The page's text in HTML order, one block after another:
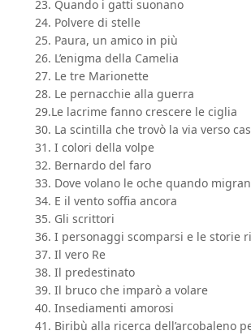
23. Quando i gatti suonano
24. Polvere di stelle
25. Paura, un amico in più
26. L’enigma della Camelia
27. Le tre Marionette
28. Le pernacchie alla guerra
29.Le lacrime fanno crescere le ciglia
30. La scintilla che trovò la via verso
31. I colori della volpe
32. Bernardo del faro
33. Dove volano le oche quando
34. E il vento soffia ancora
35. Gli scrittori
36. I personaggi scomparsi e le storie
37. Il vero Re
38. Il predestinato
39. Il bruco che imparò a volare
40. Insediamenti amorosi
41. Biribù alla ricerca dell’arcobaleno